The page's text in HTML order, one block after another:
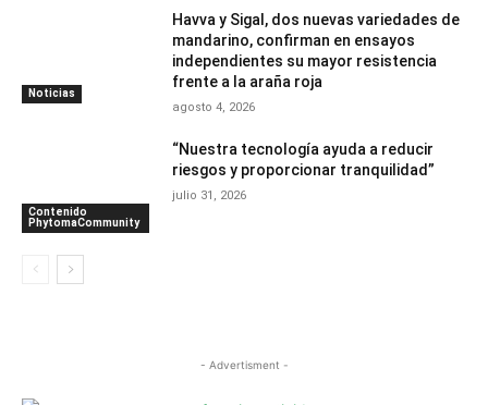
Noticias
Havva y Sigal, dos nuevas variedades de
mandarino, confirman en ensayos
independientes su mayor resistencia
frente a la araña roja
agosto 4, 2026
Contenido
PhytomaCommunity
“Nuestra tecnología ayuda a reducir
riesgos y proporcionar tranquilidad”
julio 31, 2026
- Advertisment -